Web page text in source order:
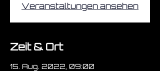
Veranstaltungen ansehen
Zeit & Ort
15. Aug. 2022, 09:00